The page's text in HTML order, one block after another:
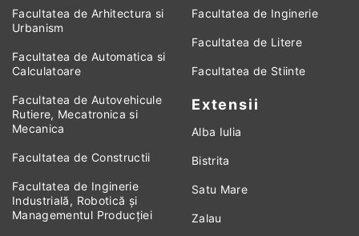
Facultatea de Arhitectura si
Urbanism
Facultatea de Automatica si
Calculatoare
Facultatea de Autovehicule
Rutiere, Mecatronica si
Mecanica
Facultatea de Constructii
Facultatea de Inginerie
Industrială, Robotică și
Managementul Producției
Facultatea de Inginerie
Facultatea de Litere
Facultatea de Stiinte
Extensii
Alba Iulia
Bistrita
Satu Mare
Zalau